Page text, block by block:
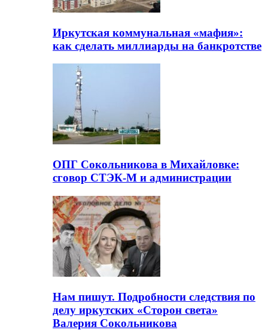
Иркутская коммунальная «мафия»:
как сделать миллиарды на банкротстве
ОПГ Сокольникова в Михайловке:
сговор СТЭК-М и администрации
Нам пишут. Подробности следствия по
делу иркутских «Сторон света»
Валерия Сокольникова